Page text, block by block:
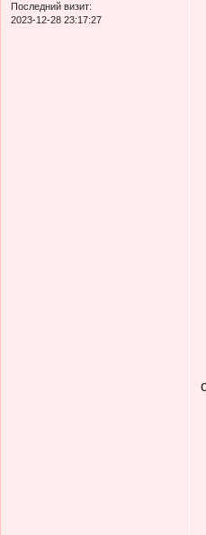
Последний визит:
2023-12-28 23:17:27